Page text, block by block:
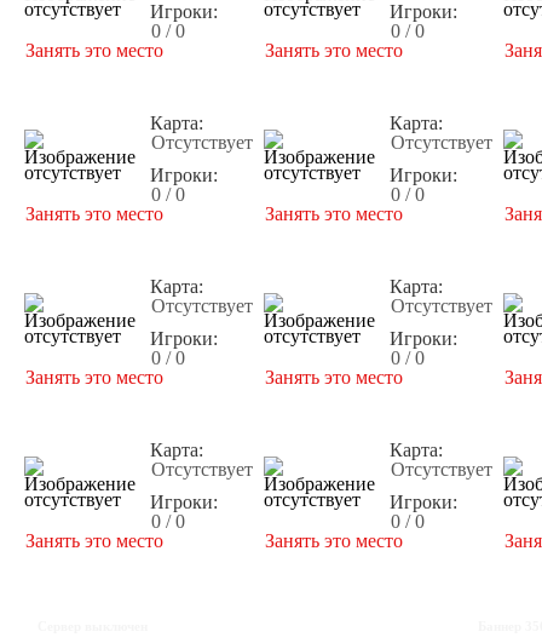
Игроки:
0 / 0
Занять это место
Игроки:
0 / 0
Занять это место
Карта:
Отсутствует
Игроки:
0 / 0
Занять это место
Карта:
Отсутствует
Игроки:
0 / 0
Занять это место
Карта:
Отсутствует
Игроки:
0 / 0
Занять это место
Карта:
Отсутствует
Игроки:
0 / 0
Занять это место
Карта:
Отсутствует
Игроки:
0 / 0
Занять это место
Карта:
Отсутствует
Игроки:
0 / 0
Занять это место